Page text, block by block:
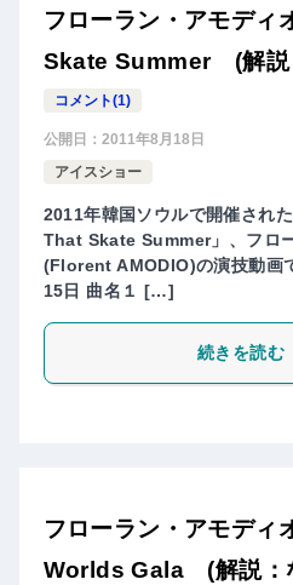
フローラン・アモデ
Skate Summer (解説
コメント(1)
公開日： 2011年8月18日
アイスショー
2011年韓国ソウルで開催され
That Skate Summer」、フロ
(Florent AMODIO)の演技動画
15日 曲名１ […]
続きを読む
フローラン・アモデ
Worlds Gala (解説：